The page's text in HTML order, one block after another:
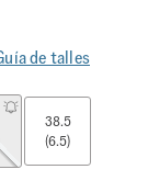
de talles
38.5
(6.5)